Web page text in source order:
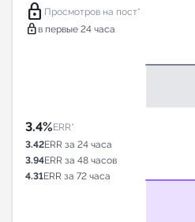
lock Просмотров на пост*
lock в первые 24 часа
3.4%ERR*
3.42ERR за 24 часа
3.94ERR за 48 часов
4.31ERR за 72 часа